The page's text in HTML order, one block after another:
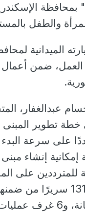
بمحافظة
والطفل
الميدانية
عبدالغفار،
على سرعة
إمكانية إنشاء
للمترددين على
مركزة، و16